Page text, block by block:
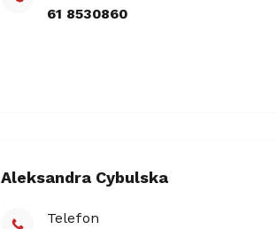
61 8530860
Aleksandra Cybulska
Telefon